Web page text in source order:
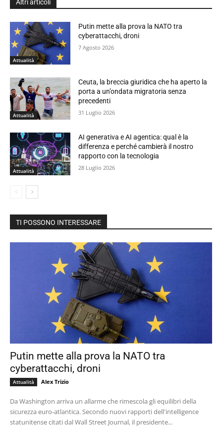
Altri articoli
Attualità
Putin mette alla prova la NATO tra
cyberattacchi, droni
7 Agosto 2026
Attualità
Ceuta, la breccia giuridica che ha aperto la
porta a un’ondata migratoria senza
precedenti
31 Luglio 2026
Attualità
AI generativa e AI agentica: qual è la
differenza e perché cambierà il nostro
rapporto con la tecnologia
28 Luglio 2026
TI POSSONO INTERESSARE
Putin mette alla prova la NATO tra
cyberattacchi, droni
Attualità Alex Trizio
Da Washington arriva un allarme che rimescola gli equilibri della
sicurezza euro-atlantica. Secondo nuovi rapporti dell'intelligence
statunitense citati dal Wall Street Journal, il presidente...